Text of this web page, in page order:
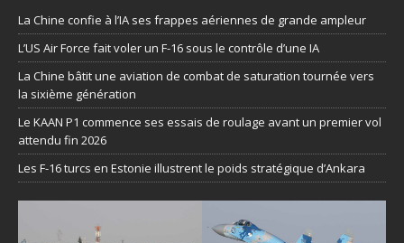
La Chine confie à l’IA ses frappes aériennes de grande ampleur
L’US Air Force fait voler un F-16 sous le contrôle d’une IA
La Chine bâtit une aviation de combat de saturation tournée vers
la sixième génération
Le KAAN P1 commence ses essais de roulage avant un premier vol
attendu fin 2026
Les F-16 turcs en Estonie illustrent le poids stratégique d’Ankara